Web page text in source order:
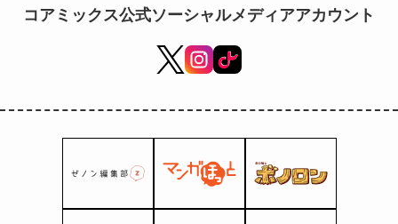
edizione limitata
コアミックス公式ソーシャルメディアアカウント